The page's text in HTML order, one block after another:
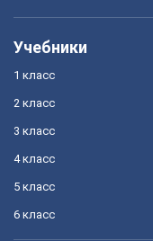
Учебники
1 класс
2 класс
3 класс
4 класс
5 класс
6 класс